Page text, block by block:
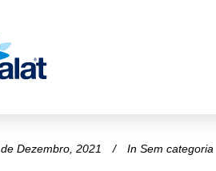
Dezembro, 2021 In Sem categoria